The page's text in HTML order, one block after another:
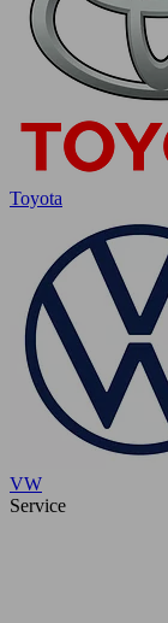
Toyota
VW
Service